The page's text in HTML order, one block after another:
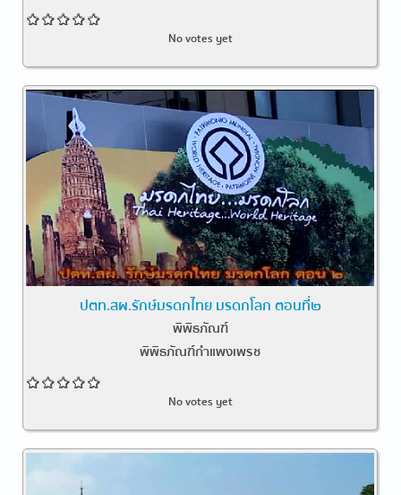
No votes yet
ปตท.สผ.รักษ์มรดกไทย มรดกโลก ตอนที่๒
พิพิธภัณฑ์
พิพิธภัณฑ์กำแพงเพรช
No votes yet